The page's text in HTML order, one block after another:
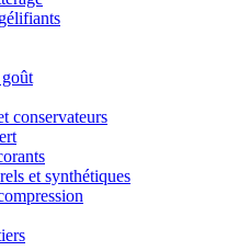
conservateurs
et synthétiques